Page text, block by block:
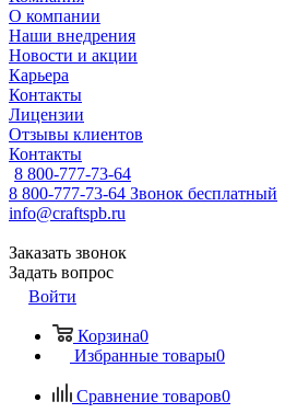
О компании
Наши внедрения
Новости и акции
Карьера
Контакты
Лицензии
Отзывы клиентов
Контакты
8 800-777-73-64
8 800-777-73-64 Звонок бесплатный
info@craftspb.ru
Заказать звонок
Задать вопрос
Войти
Корзина0
Избранные товары0
Сравнение товаров0